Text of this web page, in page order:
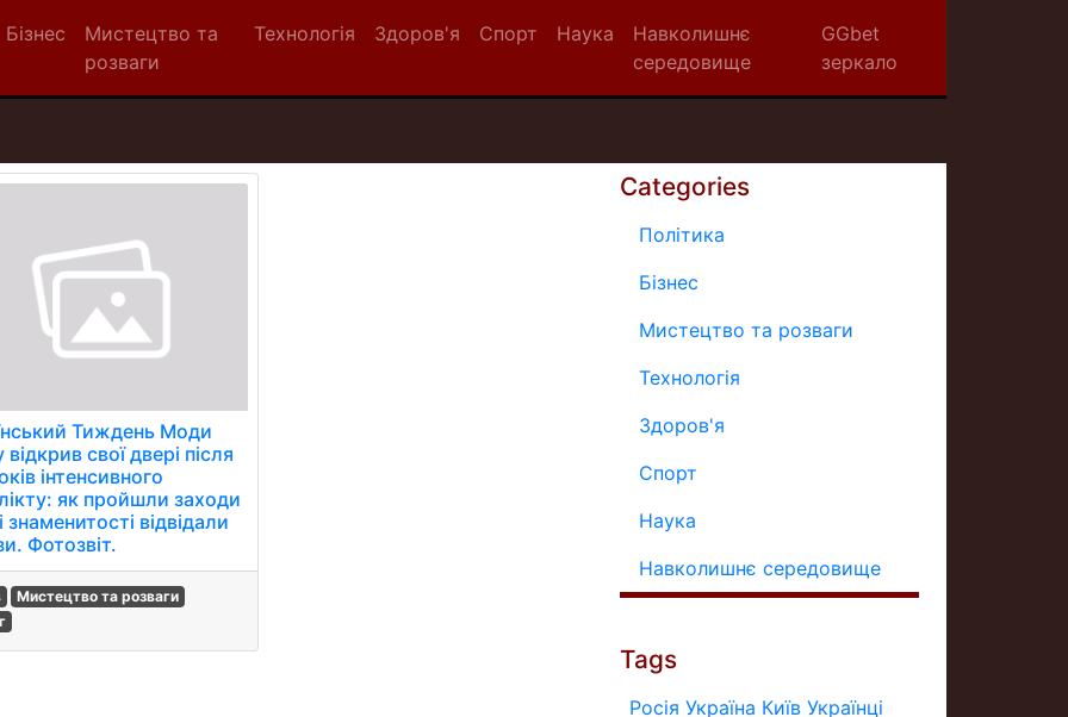
Бізнес
Мистецтво та
розваги
Технологія Здоров'я Спорт Наука
Навколишнє
середовище
GGbet
зеркало
Тиждень Моди
відкрив свої двері після
інтенсивного
як пройшли заходи
знаменитості відвідали
Фотозвіт.
Мистецтво та розваги
Categories
Політика
Бізнес
Мистецтво та розваги
Технологія
Здоров'я
Спорт
Наука
Навколишнє середовище
Tags
Росія Україна Київ Українці